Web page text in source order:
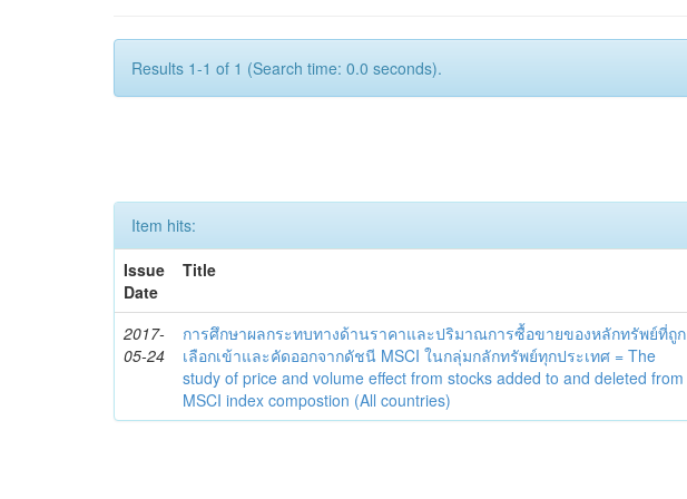
Results 1-1 of 1 (Search time: 0.0 seconds).
Item hits:
Issue
Date
Title
2017-
05-24
การศึกษาผลกระทบทางด้านราคาและปริมาณการซื้อขายของหลักทรัพย์ที่ถูก
เลือกเข้าและคัดออกจากดัชนี MSCI ในกลุ่มกลักทรัพย์ทุกประเทศ = The
study of price and volume effect from stocks added to and deleted from
MSCI index compostion (All countries)